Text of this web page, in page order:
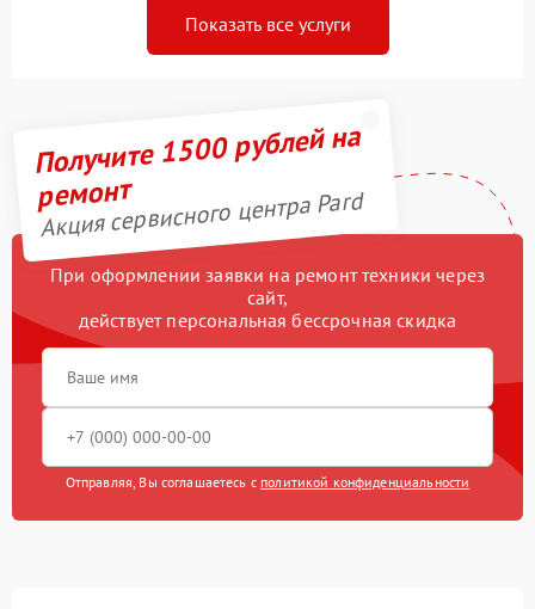
Показать все услуги
Получите 1500 рублей на
ремонт
Акция сервисного центра Pard
При оформлении заявки на ремонт техники через
сайт,
действует персональная бессрочная скидка
Отправляя, Вы соглашаетесь с политикой конфиденциальности